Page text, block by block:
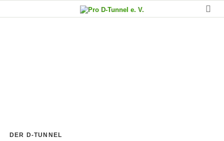
DER D-TUNNEL